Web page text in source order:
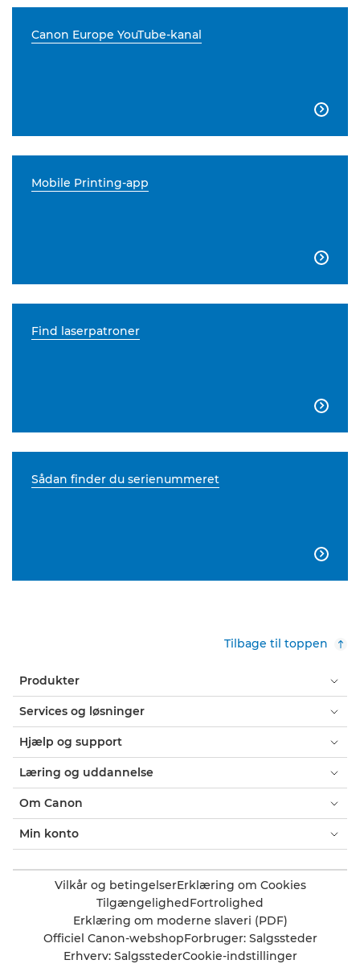
Canon Europe YouTube-kanal

Mobile Printing-app

Find laserpatroner

Sådan finder du serienummeret

Tilbage til toppen
Produkter
Services og løsninger
Hjælp og support
Læring og uddannelse
Om Canon
Min konto
Vilkår og betingelserErklæring om Cookies
TilgængelighedFortrolighed
Erklæring om moderne slaveri (PDF)
Officiel Canon-webshopForbruger: Salgssteder
Erhverv: SalgsstederCookie-indstillinger